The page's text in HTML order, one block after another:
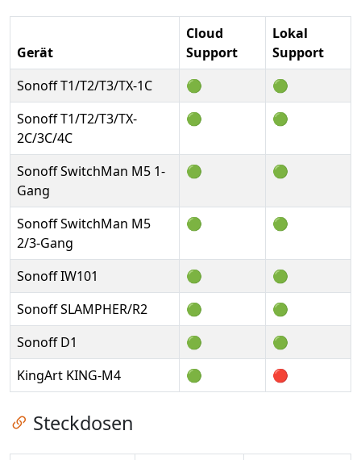
Gerät
Cloud
Support
Lokal
Support
Sonoff T1/T2/T3/TX-1C
🟢
🟢
Sonoff T1/T2/T3/TX-
2C/3C/4C
🟢 🟢
Sonoff SwitchMan M5 1-
Gang
🟢 🟢
Sonoff SwitchMan M5
2/3-Gang
🟢 🟢
Sonoff IW101 🟢
🟢
Sonoff SLAMPHER/R2
🟢
🟢
Sonoff D1
🟢
🟢
KingArt KING-M4
🟢 🔴
Zum Kapitel springen
Steckdosen